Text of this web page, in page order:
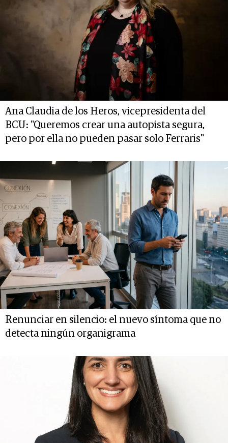
Ana Claudia de los Heros, vicepresidenta del
BCU: "Queremos crear una autopista segura,
pero por ella no pueden pasar solo Ferraris"
Renunciar en silencio: el nuevo síntoma que no
detecta ningún organigrama